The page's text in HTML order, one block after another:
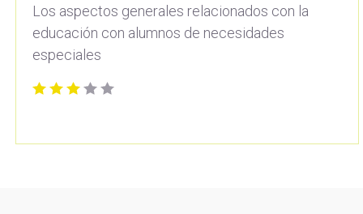
Los aspectos generales relacionados con la
educación con alumnos de necesidades
especiales